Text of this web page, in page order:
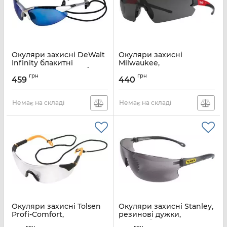
Окуляри захисні DeWalt
Infinity блакитні
дзеркальні полікарбонат
Артикул:
459 грн
Немає на складі
Окуляри захисні
Milwaukee,
затемнені, полікарбонат
Артикул: 4932471882
440 грн
Немає на складі
Окуляри захисні Tolsen
Profi-Comfort,
Окуляри захисні Stanley,
резинові дужки,
полікарбонат, затемнені